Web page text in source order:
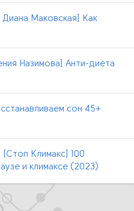
Диана Маковская] Как
Назимова] Анти-диета
сон 45+
[Стоп Климакс] 100
и климаксе (2023)